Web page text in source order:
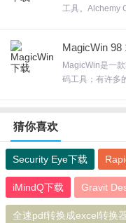
Kobo Converter更新日
修改部分bug
优化了启动页面
新增了一些实用功能，提
工具。Alchemy
的早先版本的
进。Alchemy对
alchemy
MagicWin 98
MagicWin是一
码工具；有许多
猜你喜欢
Security Eye下载
iMindQ下载 Gravit
全速pdf转换成excel转换